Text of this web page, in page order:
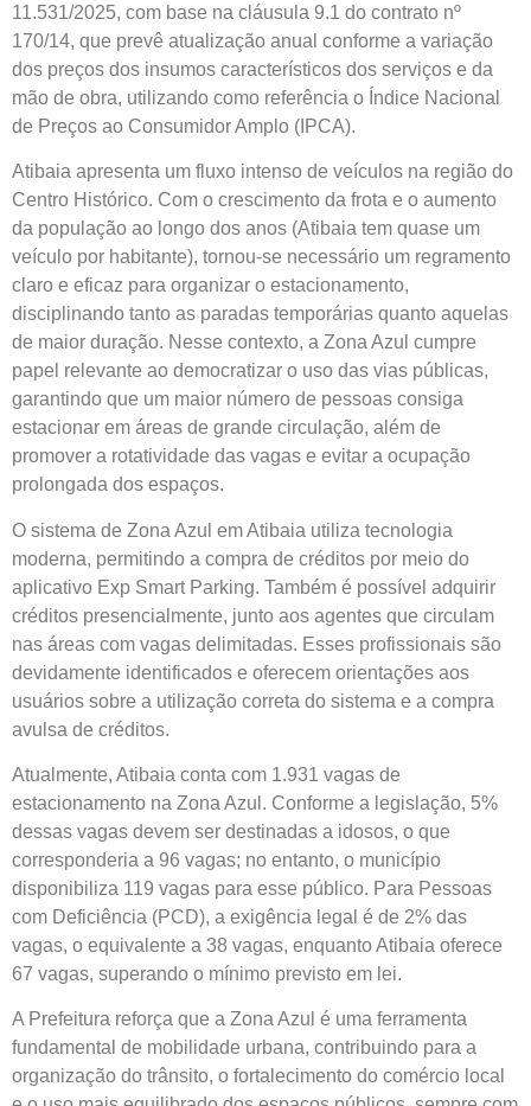
11.531/2025, com base na cláusula 9.1 do contrato nº
170/14, que prevê atualização anual conforme a variação
dos preços dos insumos característicos dos serviços e da
mão de obra, utilizando como referência o Índice Nacional
de Preços ao Consumidor Amplo (IPCA).
Atibaia apresenta um fluxo intenso de veículos na região do
Centro Histórico. Com o crescimento da frota e o aumento
da população ao longo dos anos (Atibaia tem quase um
veículo por habitante), tornou-se necessário um regramento
claro e eficaz para organizar o estacionamento,
disciplinando tanto as paradas temporárias quanto aquelas
de maior duração. Nesse contexto, a Zona Azul cumpre
papel relevante ao democratizar o uso das vias públicas,
garantindo que um maior número de pessoas consiga
estacionar em áreas de grande circulação, além de
promover a rotatividade das vagas e evitar a ocupação
prolongada dos espaços.
O sistema de Zona Azul em Atibaia utiliza tecnologia
moderna, permitindo a compra de créditos por meio do
aplicativo Exp Smart Parking. Também é possível adquirir
créditos presencialmente, junto aos agentes que circulam
nas áreas com vagas delimitadas. Esses profissionais são
devidamente identificados e oferecem orientações aos
usuários sobre a utilização correta do sistema e a compra
avulsa de créditos.
Atualmente, Atibaia conta com 1.931 vagas de
estacionamento na Zona Azul. Conforme a legislação, 5%
dessas vagas devem ser destinadas a idosos, o que
corresponderia a 96 vagas; no entanto, o município
disponibiliza 119 vagas para esse público. Para Pessoas
com Deficiência (PCD), a exigência legal é de 2% das
vagas, o equivalente a 38 vagas, enquanto Atibaia oferece
67 vagas, superando o mínimo previsto em lei.
A Prefeitura reforça que a Zona Azul é uma ferramenta
fundamental de mobilidade urbana, contribuindo para a
organização do trânsito, o fortalecimento do comércio local